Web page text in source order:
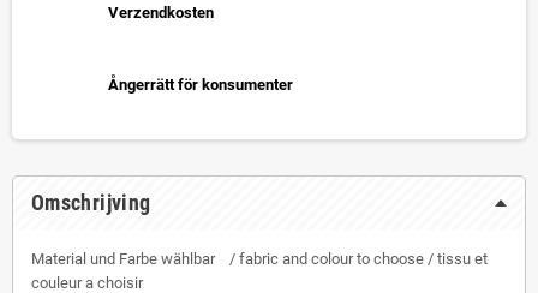
Verzendkosten
Ångerrätt för konsumenter
Omschrijving
Material und Farbe wählbar / fabric and colour to choose / tissu et
couleur a choisir